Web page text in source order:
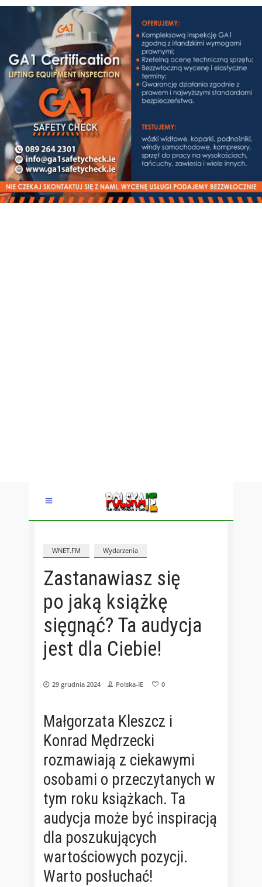
WNET.FM Wydarzenia
Zastanawiasz się
po jaką książkę
sięgnąć? Ta audycja
jest dla Ciebie!
29 grudnia 2024 Polska-IE 0
Małgorzata Kleszcz i
Konrad Mędrzecki
rozmawiają z ciekawymi
osobami o przeczytanych w
tym roku książkach. Ta
audycja może być inspiracją
dla poszukujących
wartościowych pozycji.
Warto posłuchać!